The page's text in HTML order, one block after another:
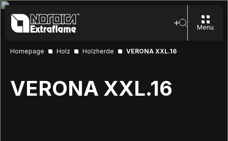
Menu
Homepage Holz Holzherde VERONA XXL.16
VERONA XXL.16